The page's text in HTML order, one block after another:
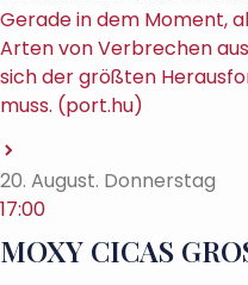
Gerade in dem Moment,
Arten von Verbrechen
sich der größten
muss. (port.hu)
20. August. Donnerstag
17:00
MOXY CICAS